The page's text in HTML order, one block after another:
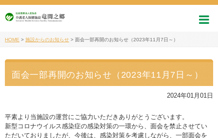
HOME > 施設からのお知らせ > 面会一部再開のお知らせ（2023年11月7日～）
面会一部再開のお知らせ（2023年11月7日～）
2024年01月01日
平素より当施設の運営にご協力いただきありがとうございます。
新型コロナウイルス感染症の感染対策の一環から、面会を禁止させてい
ただいておりましたが、今後は、感染対策を考慮しながら、一部面会を